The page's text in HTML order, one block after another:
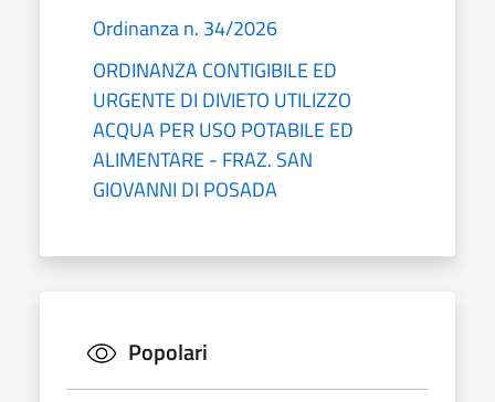
Ordinanza n. 34/2026
ORDINANZA CONTIGIBILE ED
URGENTE DI DIVIETO UTILIZZO
ACQUA PER USO POTABILE ED
ALIMENTARE - FRAZ. SAN
GIOVANNI DI POSADA
Popolari